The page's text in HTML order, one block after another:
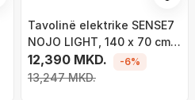
Tavolinë elektrike SENSE7
NOJO LIGHT, 140 x 70 cm,
e kaftë e errët
12,390 MKD.
13,247 MKD.
-6%